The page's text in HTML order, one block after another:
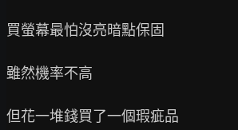
買螢幕最怕沒亮暗點保固
雖然機率不高
但花一堆錢買了一個瑕疵品